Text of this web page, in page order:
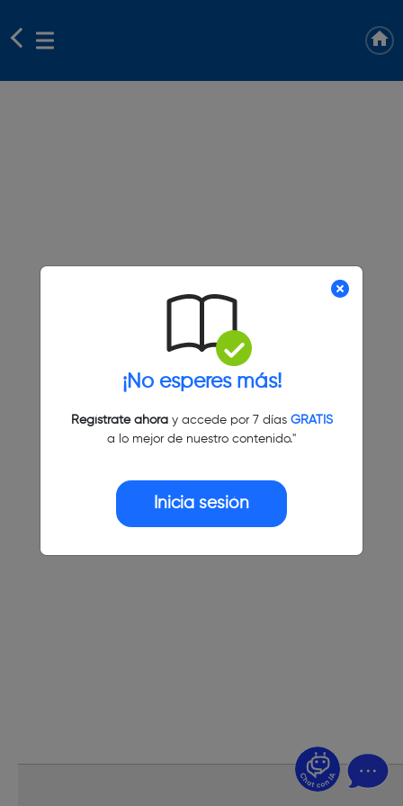
¡No esperes más!
Regístrate ahoray accede por 7 días GRATIS
a lo mejor de nuestro contenido."
Inicia sesión